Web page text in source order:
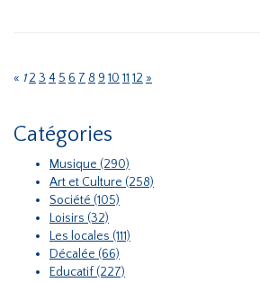
« 1 2 3 4 5 6 7 8 9 10 11 12 »
Catégories
Musique (290)
Art et Culture (258)
Société (105)
Loisirs (32)
Les locales (111)
Décalée (66)
Educatif (227)